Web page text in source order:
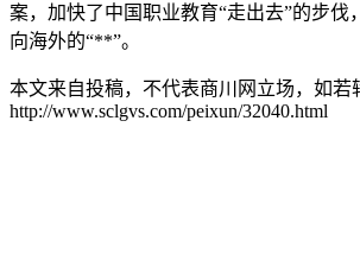
案，加快了中国职业教育“走出去”的步伐
向海外的“**”。
本文来自投稿，不代表商川网立场，如若
http://www.sclgvs.com/peixun/32040.html